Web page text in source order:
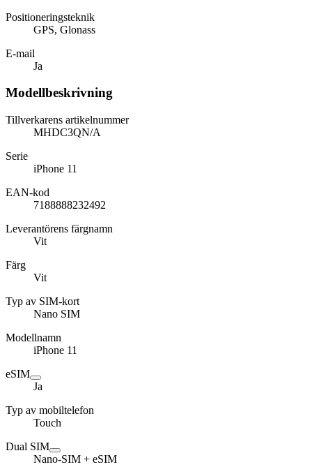
Positioneringsteknik
GPS, Glonass
E-mail
Ja
Modellbeskrivning
Tillverkarens artikelnummer
MHDC3QN/A
Serie
iPhone 11
EAN-kod
7188888232492
Leverantörens färgnamn
Vit
Färg
Vit
Typ av SIM-kort
Nano SIM
Modellnamn
iPhone 11
eSIM
Ja
Typ av mobiltelefon
Touch
Dual SIM
Nano-SIM + eSIM